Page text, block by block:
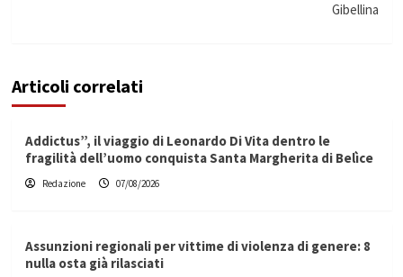
Gibellina
Articoli correlati
Addictus”, il viaggio di Leonardo Di Vita dentro le
fragilità dell’uomo conquista Santa Margherita di Belìce
Redazione 07/08/2026
Assunzioni regionali per vittime di violenza di genere: 8
nulla osta già rilasciati